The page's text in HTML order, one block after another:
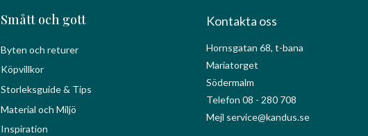
Smått och gott
Byten och returer
Köpvillkor
Storleksguide & Tips
Material och Miljö
Inspiration
Kontakta oss
Hornsgatan 68, t-bana
Mariatorget
Södermalm
Telefon 08 - 280 708
Mejl service@kandus.se